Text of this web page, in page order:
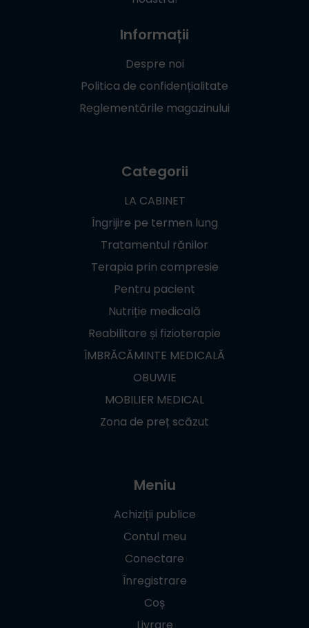
Informații
Despre noi
Politica de confidențialitate
Reglementările magazinului
Categorii
LA CABINET
Îngrijire pe termen lung
Tratamentul rănilor
Terapia prin compresie
Pentru pacient
Nutriție medicală
Reabilitare și fizioterapie
ÎMBRĂCĂMINTE MEDICALĂ
OBUWIE
MOBILIER MEDICAL
Zona de preț scăzut
Meniu
Achiziții publice
Contul meu
Conectare
Înregistrare
Coș
Livrare